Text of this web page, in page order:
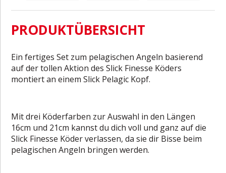
PRODUKTÜBERSICHT
Ein fertiges Set zum pelagischen Angeln basierend
auf der tollen Aktion des Slick Finesse Köders
montiert an einem Slick Pelagic Kopf.
Mit drei Köderfarben zur Auswahl in den Längen
16cm und 21cm kannst du dich voll und ganz auf die
Slick Finesse Köder verlassen, da sie dir Bisse beim
pelagischen Angeln bringen werden.